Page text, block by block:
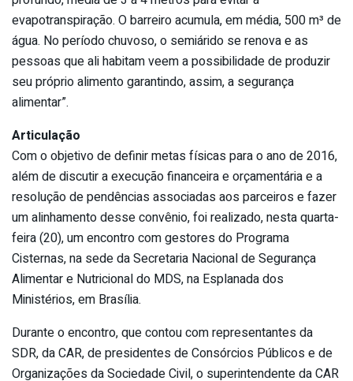
evapotranspiração. O barreiro acumula, em média, 500 m³ de
água. No período chuvoso, o semiárido se renova e as
pessoas que ali habitam veem a possibilidade de produzir
seu próprio alimento garantindo, assim, a segurança
alimentar”.
Articulação
Com o objetivo de definir metas físicas para o ano de 2016,
além de discutir a execução financeira e orçamentária e a
resolução de pendências associadas aos parceiros e fazer
um alinhamento desse convênio, foi realizado, nesta quarta-
feira (20), um encontro com gestores do Programa
Cisternas, na sede da Secretaria Nacional de Segurança
Alimentar e Nutricional do MDS, na Esplanada dos
Ministérios, em Brasília.
Durante o encontro, que contou com representantes da
SDR, da CAR, de presidentes de Consórcios Públicos e de
Organizações da Sociedade Civil, o superintendente da CAR